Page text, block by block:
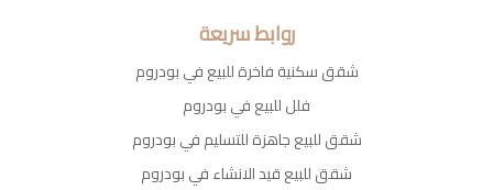
روابط سريعة
شقق سكنية فاخرة للبيع في بودروم
فلل للبيع في بودروم
شقق للبيع جاهزة للتسليم في بودروم
شقق للبيع قيد الانشاء في بودروم